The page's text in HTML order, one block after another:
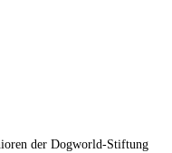
der Dogworld-Stiftung